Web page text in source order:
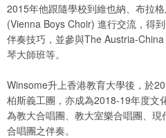
2015年他跟隨學校到維也納、布拉
(Vienna Boys Choir) 進行交流，得
伴奏技巧，並參與The Austria-
琴大師班等。
Winsome升上香港教育大學後，於
柏斯義工團，亦成為2018-19年度文
為教大合唱團、教大室樂合唱團、
合唱團之伴奏。